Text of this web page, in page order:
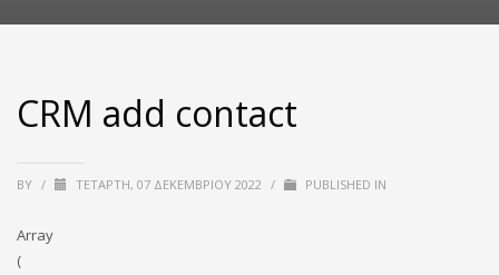
CRM add contact
BY / ΤΕΤΆΡΤΗ, 07 ΔΕΚΕΜΒΡΊΟΥ 2022 / PUBLISHED IN
Array
(